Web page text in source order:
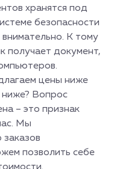
хранятся под
безопасности
К тому
получает документ,
цены ниже
ниже? Вопрос
– это признак
Мы
позволить себе